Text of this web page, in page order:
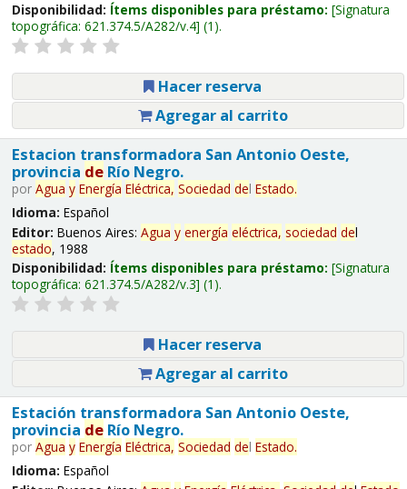
Disponibilidad: Ítems disponibles para préstamo: Signatura
topográfica: 621.374.5/A282/v.4 (1).
Hacer reserva
Agregar al carrito
Estacion transformadora San Antonio Oeste,
provincia deRío Negro.
por Agua y Energía Eléctrica, Sociedad del Estado.
Idioma: Español
Editor: Buenos Aires: Agua y energía eléctrica, sociedad del
estado, 1988
Disponibilidad: Ítems disponibles para préstamo: Signatura
topográfica: 621.374.5/A282/v.3 (1).
Hacer reserva
Agregar al carrito
Estación transformadora San Antonio Oeste,
provincia deRío Negro.
por Agua y Energía Eléctrica, Sociedad del Estado.
Idioma: Español